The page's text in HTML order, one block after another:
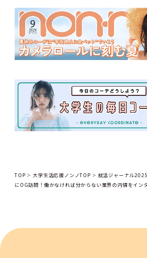
TOP 大学生活応援ノンノTOP 就活ジャーナル2025
にOG訪問！働かなければ分からない業界の内情をイン